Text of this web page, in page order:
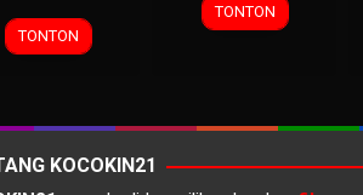
TONTON
TONTON
KOCOKIN21